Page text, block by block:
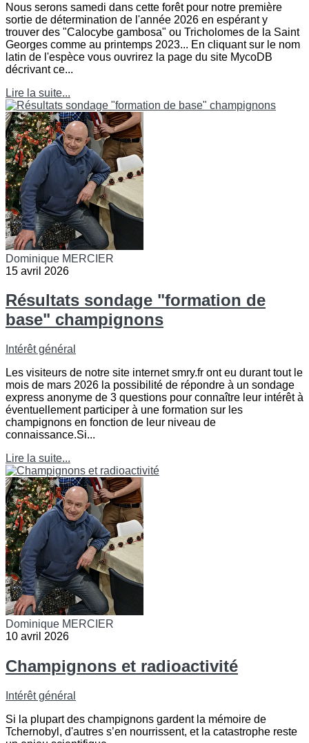
Nous serons samedi dans cette forêt pour notre première
sortie de détermination de l'année 2026 en espérant y
trouver des "Calocybe gambosa" ou Tricholomes de la Saint
Georges comme au printemps 2023... En cliquant sur le nom
latin de l'espèce vous ouvrirez la page du site MycoDB
décrivant ce...
Lire la suite...
Dominique MERCIER
15 avril 2026
Résultats sondage "formation de
base" champignons
Intérêt général
Les visiteurs de notre site internet smry.fr ont eu durant tout le
mois de mars 2026 la possibilité de répondre à un sondage
express anonyme de 3 questions pour connaître leur intérêt à
éventuellement participer à une formation sur les
champignons en fonction de leur niveau de
connaissance.Si...
Lire la suite...
Dominique MERCIER
10 avril 2026
Champignons et radioactivité
Intérêt général
Si la plupart des champignons gardent la mémoire de
Tchernobyl, d'autres s’en nourrissent, et la catastrophe reste